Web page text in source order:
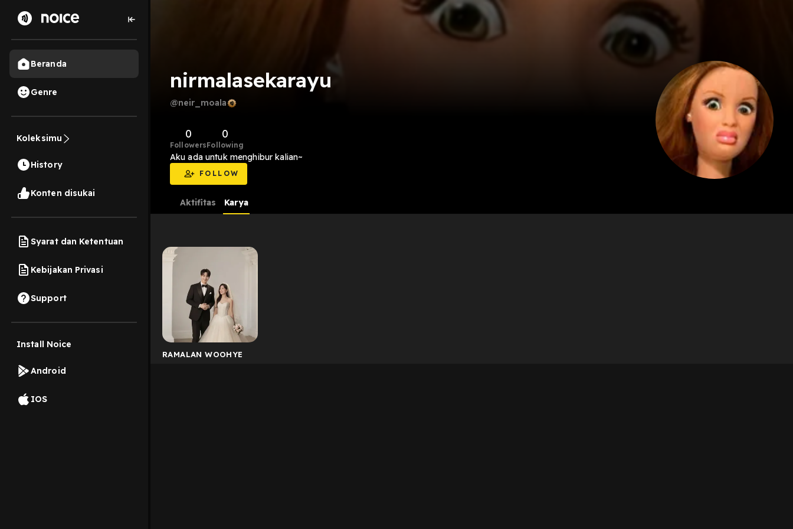
Beranda
Genre
Koleksimu
History
Konten disukai
Syarat dan Ketentuan
Kebijakan Privasi
Support
Install Noice
Android
IOS
nirmalasekarayu
@neir_moala
0
Followers
0
Following
Aku ada untuk menghibur kalian~
FOLLOW
Aktifitas Karya
RAMALAN WOOHYE